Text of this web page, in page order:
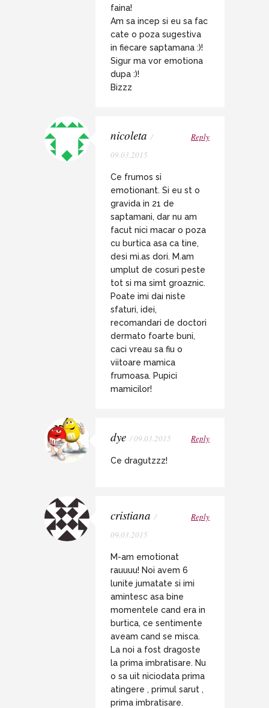
faina!
Am sa incep si eu sa fac
cate o poza sugestiva
in fiecare saptamana :)!
Sigur ma vor emotiona
dupa :)!
Bizzz
nicoleta /
09.03.2015
Reply
Ce frumos si
emotionant. Si eu st o
gravida in 21 de
saptamani, dar nu am
facut nici macar o poza
cu burtica asa ca tine,
desi mi.as dori. M.am
umplut de cosuri peste
tot si ma simt groaznic.
Poate imi dai niste
sfaturi, idei,
recomandari de doctori
dermato foarte buni,
caci vreau sa fiu o
viitoare mamica
frumoasa. Pupici
mamicilor!
dye / 09.03.2015 Reply
Ce dragutzzz!
cristiana /
09.03.2015
Reply
M-am emotionat
rauuuu! Noi avem 6
lunite jumatate si imi
amintesc asa bine
momentele cand era in
burtica, ce sentimente
aveam cand se misca.
La noi a fost dragoste
la prima imbratisare. Nu
o sa uit niciodata prima
atingere , primul sarut ,
prima imbratisare.